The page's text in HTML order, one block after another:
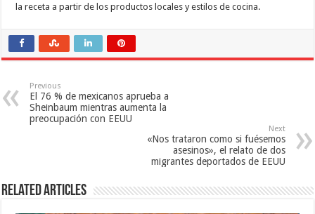
la receta a partir de los productos locales y estilos de cocina.
Previous
El 76 % de mexicanos aprueba a
Sheinbaum mientras aumenta la
preocupación con EEUU
Next
«Nos trataron como si fuésemos
asesinos», el relato de dos
migrantes deportados de EEUU
Related Articles